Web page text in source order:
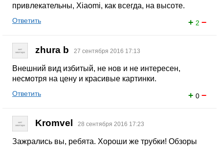
привлекательны, Xiaomi, как всегда, на высоте.
+ 2 −
Ответить
zhura b 27 сентября 2016 17:13
Внешний вид избитый, не нов и не интересен,
несмотря на цену и красивые картинки.
+ 0 −
Ответить
Kromvel 28 сентября 2016 17:23
Зажрались вы, ребята. Хороши же трубки! Обзоры